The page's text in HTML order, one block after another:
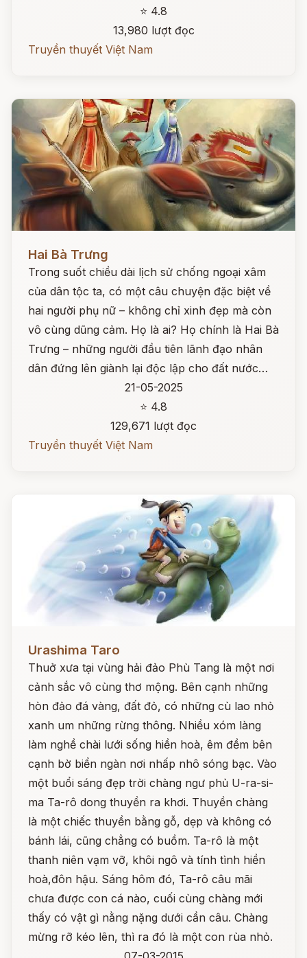
⭐ 4.8
13,980 lượt đọc
Truyền thuyết Việt Nam
Hai Bà Trưng
Trong suốt chiều dài lịch sử chống ngoại xâm
của dân tộc ta, có một câu chuyện đặc biệt về
hai người phụ nữ – không chỉ xinh đẹp mà còn
vô cùng dũng cảm. Họ là ai? Họ chính là Hai Bà
Trưng – những người đầu tiên lãnh đạo nhân
dân đứng lên giành lại độc lập cho đất nước…
21-05-2025
⭐ 4.8
129,671 lượt đọc
Truyền thuyết Việt Nam
Urashima Taro
Thuở xưa tại vùng hải đảo Phù Tang là một nơi
cảnh sắc vô cùng thơ mộng. Bên cạnh những
hòn đảo đá vàng, đất đỏ, có những cù lao nhỏ
xanh um những rừng thông. Nhiều xóm làng
làm nghề chài lưới sống hiền hoà, êm đềm bên
cạnh bờ biển ngàn nơi nhấp nhô sóng bạc. Vào
một buổi sáng đẹp trời chàng ngư phủ U-ra-si-
ma Ta-rô dong thuyền ra khơi. Thuyền chàng
là một chiếc thuyền bằng gỗ, dẹp và không có
bánh lái, cũng chẳng có buồm. Ta-rô là một
thanh niên vạm vỡ, khôi ngô và tính tình hiền
hoà,đôn hậu. Sáng hôm đó, Ta-rô câu mãi
chưa được con cá nào, cuối cùng chàng mới
thấy có vật gì nằng nặng dưới cần câu. Chàng
mừng rỡ kéo lên, thì ra đó là một con rùa nhỏ.